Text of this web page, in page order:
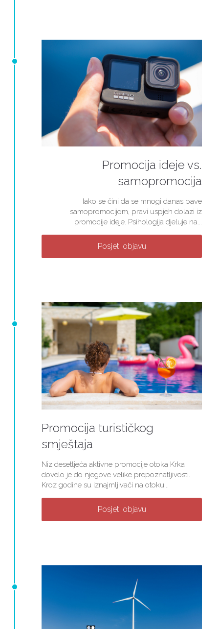
Promocija ideje vs.
samopromocija
Iako se čini da se mnogi danas bave
samopromocijom, pravi uspjeh dolazi iz
promocije ideje. Psihologija djeluje na...
Posjeti objavu
Promocija turističkog
smještaja
Niz desetljeća aktivne promocije otoka Krka
dovelo je do njegove velike prepoznatljivosti.
Kroz godine su iznajmljivači na otoku...
Posjeti objavu